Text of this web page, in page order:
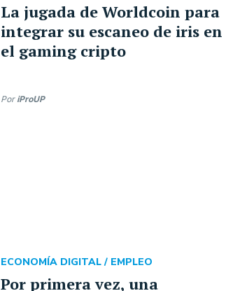
La jugada de Worldcoin para
integrar su escaneo de iris en
el gaming cripto
Por iProUP
Por primera vez, una
ECONOMÍA DIGITAL / EMPLEO